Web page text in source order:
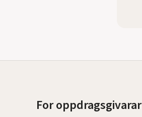
For oppdragsgivarar